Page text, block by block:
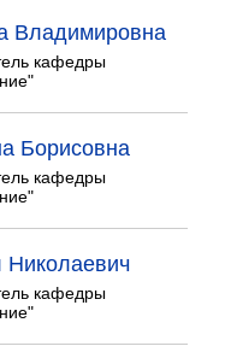
Владимировна
кафедры
Борисовна
кафедры
кафедры